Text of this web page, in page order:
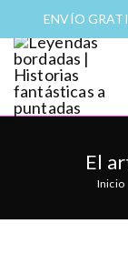
ENVÍO
fantásticas aEl
Inicio